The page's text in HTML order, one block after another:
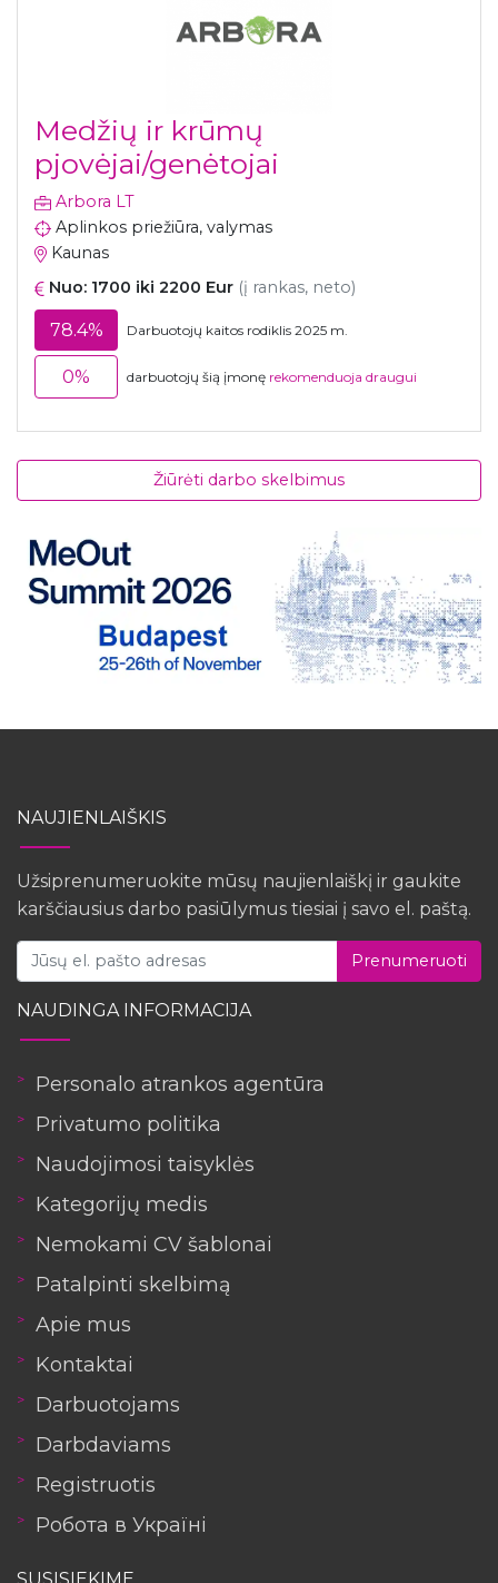
Medžių ir krūmų
pjovėjai/genėtojai
Arbora LT
Aplinkos priežiūra, valymas
Kaunas
Nuo: 1700 iki 2200 Eur (į rankas, neto)
78.4% Darbuotojų kaitos rodiklis 2025 m.
0% darbuotojų šią įmonę rekomenduoja draugui
Žiūrėti darbo skelbimus
NAUJIENLAIŠKIS
Užsiprenumeruokite mūsų naujienlaiškį ir gaukite
karščiausius darbo pasiūlymus tiesiai į savo el. paštą.
Prenumeruoti
NAUDINGA INFORMACIJA
Personalo atrankos agentūra
Privatumo politika
Naudojimosi taisyklės
Kategorijų medis
Nemokami CV šablonai
Patalpinti skelbimą
Apie mus
Kontaktai
Darbuotojams
Darbdaviams
Registruotis
Робота в Україні